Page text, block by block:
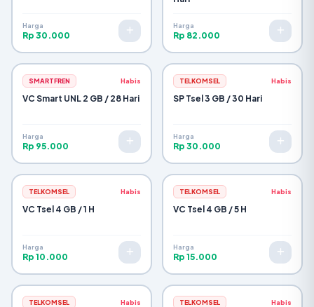
Harga
Rp 30.000
Harga
Rp 82.000
SMARTFREN Habis
VC Smart UNL 2 GB / 28 Hari
Harga
Rp 95.000
TELKOMSEL Habis
SP Tsel 3 GB / 30 Hari
Harga
Rp 30.000
TELKOMSEL Habis
VC Tsel 4 GB / 1 H
Harga
Rp 10.000
TELKOMSEL Habis
VC Tsel 4 GB / 5 H
Harga
Rp 15.000
TELKOMSEL Habis TELKOMSEL Habis